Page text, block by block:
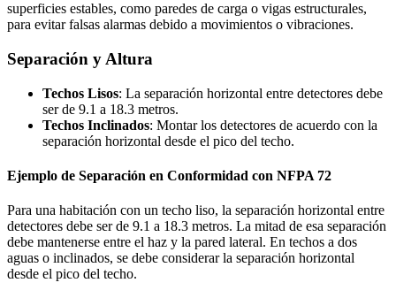
superficies estables, como paredes de carga o vigas estructurales,
para evitar falsas alarmas debido a movimientos o vibraciones.
Separación y Altura
Techos Lisos: La separación horizontal entre detectores debe
ser de 9.1 a 18.3 metros.
Techos Inclinados: Montar los detectores de acuerdo con la
separación horizontal desde el pico del techo.
Ejemplo de Separación en Conformidad con NFPA 72
Para una habitación con un techo liso, la separación horizontal entre
detectores debe ser de 9.1 a 18.3 metros. La mitad de esa separación
debe mantenerse entre el haz y la pared lateral. En techos a dos
aguas o inclinados, se debe considerar la separación horizontal
desde el pico del techo.